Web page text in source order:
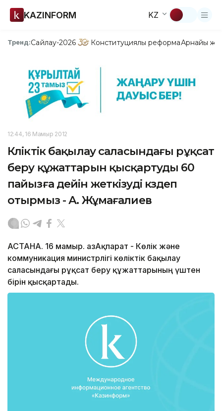
KAZINFORM KZ
Тренд:Сайлау-2026 Конституциялық реформаАрнайы
12:44, 16 Мамыр 2012
Көліктік бақылау саласындағы рұқсат
беру құжаттарын қысқартуды 60
пайызға дейін жеткізуді көздеп
отырмыз - А. Жұмағалиев
АСТАНА. 16 мамыр. ҚазАқпарат - Көлік және
коммуникация министрлігі көліктік бақылау
саласындағы рұқсат беру құжаттарының үштен
бірін қысқартады.